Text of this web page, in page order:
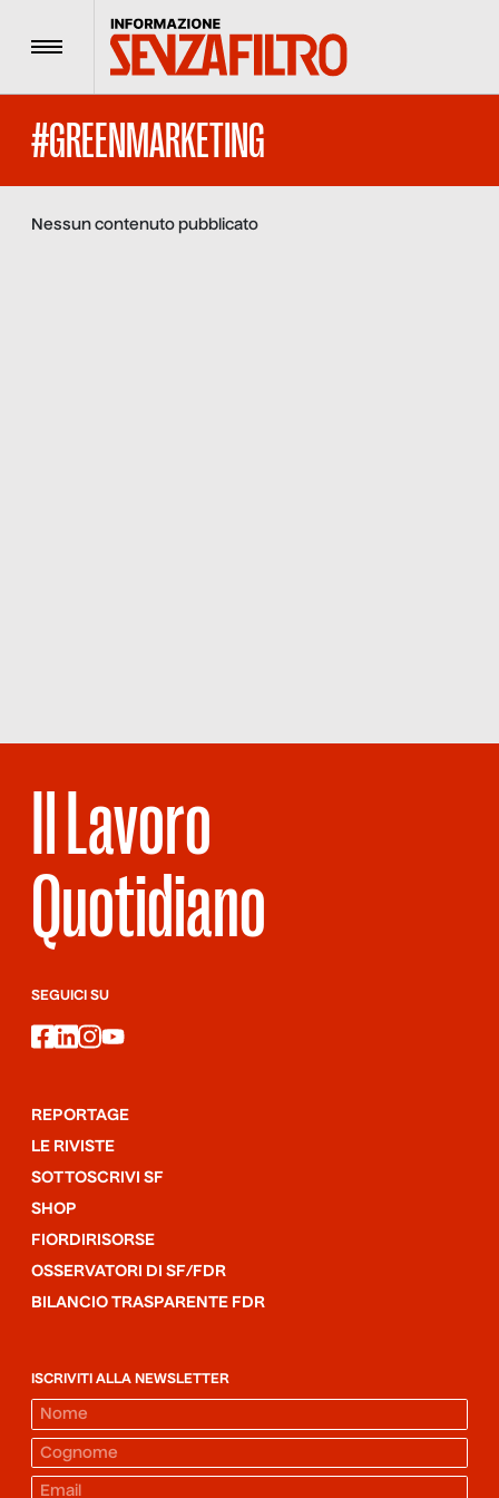
Menu
#GREENMARKETING
Nessun contenuto pubblicato
Il Lavoro
Quotidiano
SEGUICI SU
facebook
linkedin
instagram
youtube
REPORTAGE
LE RIVISTE
SOTTOSCRIVI SF
SHOP
FIORDIRISORSE
OSSERVATORI DI SF/FDR
BILANCIO TRASPARENTE FDR
ISCRIVITI ALLA NEWSLETTER